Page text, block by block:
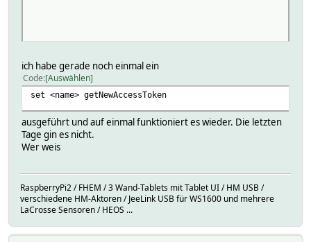
ich habe gerade noch einmal ein
Code Auswählen
set <name> getNewAccessToken
ausgeführt und auf einmal funktioniert es wieder. Die letzten
Tage gin es nicht.
Wer weis
RaspberryPi2 / FHEM / 3 Wand-Tablets mit Tablet UI / HM USB /
verschiedene HM-Aktoren / JeeLink USB für WS1600 und mehrere
LaCrosse Sensoren / HEOS ...